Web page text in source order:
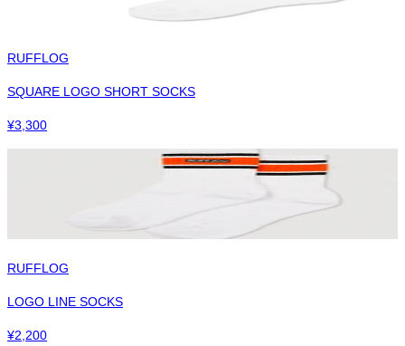
RUFFLOG
SQUARE LOGO SHORT SOCKS
¥3,300
RUFFLOG
LOGO LINE SOCKS
¥2,200